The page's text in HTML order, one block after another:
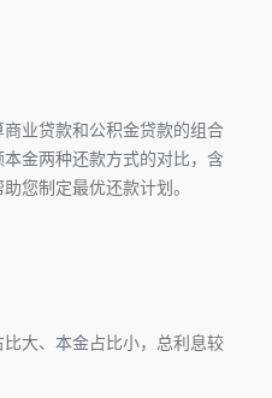
业贷款和公积金贷款的组合
金两种还款方式的对比，含
您制定最优还款计划。
大、本金占比小，总利息较